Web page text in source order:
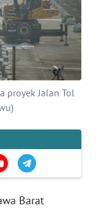
proyek Jalan Tol
Barat